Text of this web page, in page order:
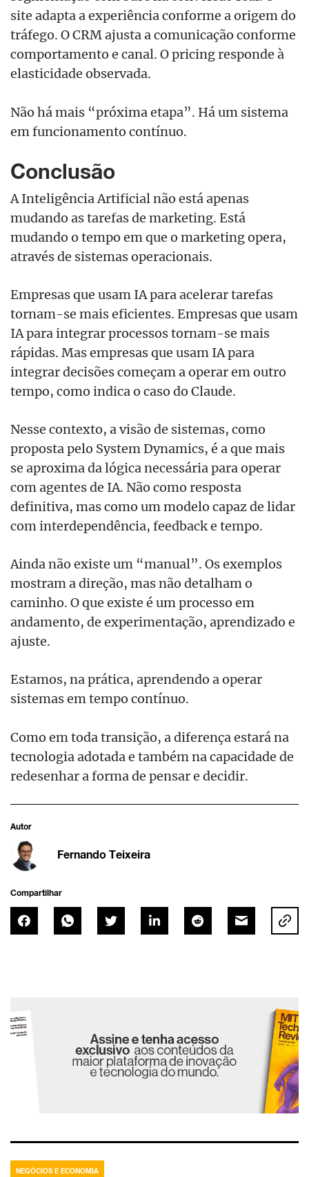
site adapta a experiência conforme a origem do
tráfego. O CRM ajusta a comunicação conforme
comportamento e canal. O pricing responde à
elasticidade observada.
Não há mais “próxima etapa”. Há um sistema
em funcionamento contínuo.
Conclusão
A Inteligência Artificial não está apenas
mudando as tarefas de marketing. Está
mudando o tempo em que o marketing opera,
através de sistemas operacionais.
Empresas que usam IA para acelerar tarefas
tornam-se mais eficientes. Empresas que usam
IA para integrar processos tornam-se mais
rápidas. Mas empresas que usam IA para
integrar decisões começam a operar em outro
tempo, como indica o caso do Claude.
Nesse contexto, a visão de sistemas, como
proposta pelo System Dynamics, é a que mais
se aproxima da lógica necessária para operar
com agentes de IA. Não como resposta
definitiva, mas como um modelo capaz de lidar
com interdependência, feedback e tempo.
Ainda não existe um “manual”. Os exemplos
mostram a direção, mas não detalham o
caminho. O que existe é um processo em
andamento, de experimentação, aprendizado e
ajuste.
Estamos, na prática, aprendendo a operar
sistemas em tempo contínuo.
Como em toda transição, a diferença estará na
tecnologia adotada e também na capacidade de
redesenhar a forma de pensar e decidir.
Autor
Fernando Teixeira
Compartilhar
NEGÓCIOS E ECONOMIA